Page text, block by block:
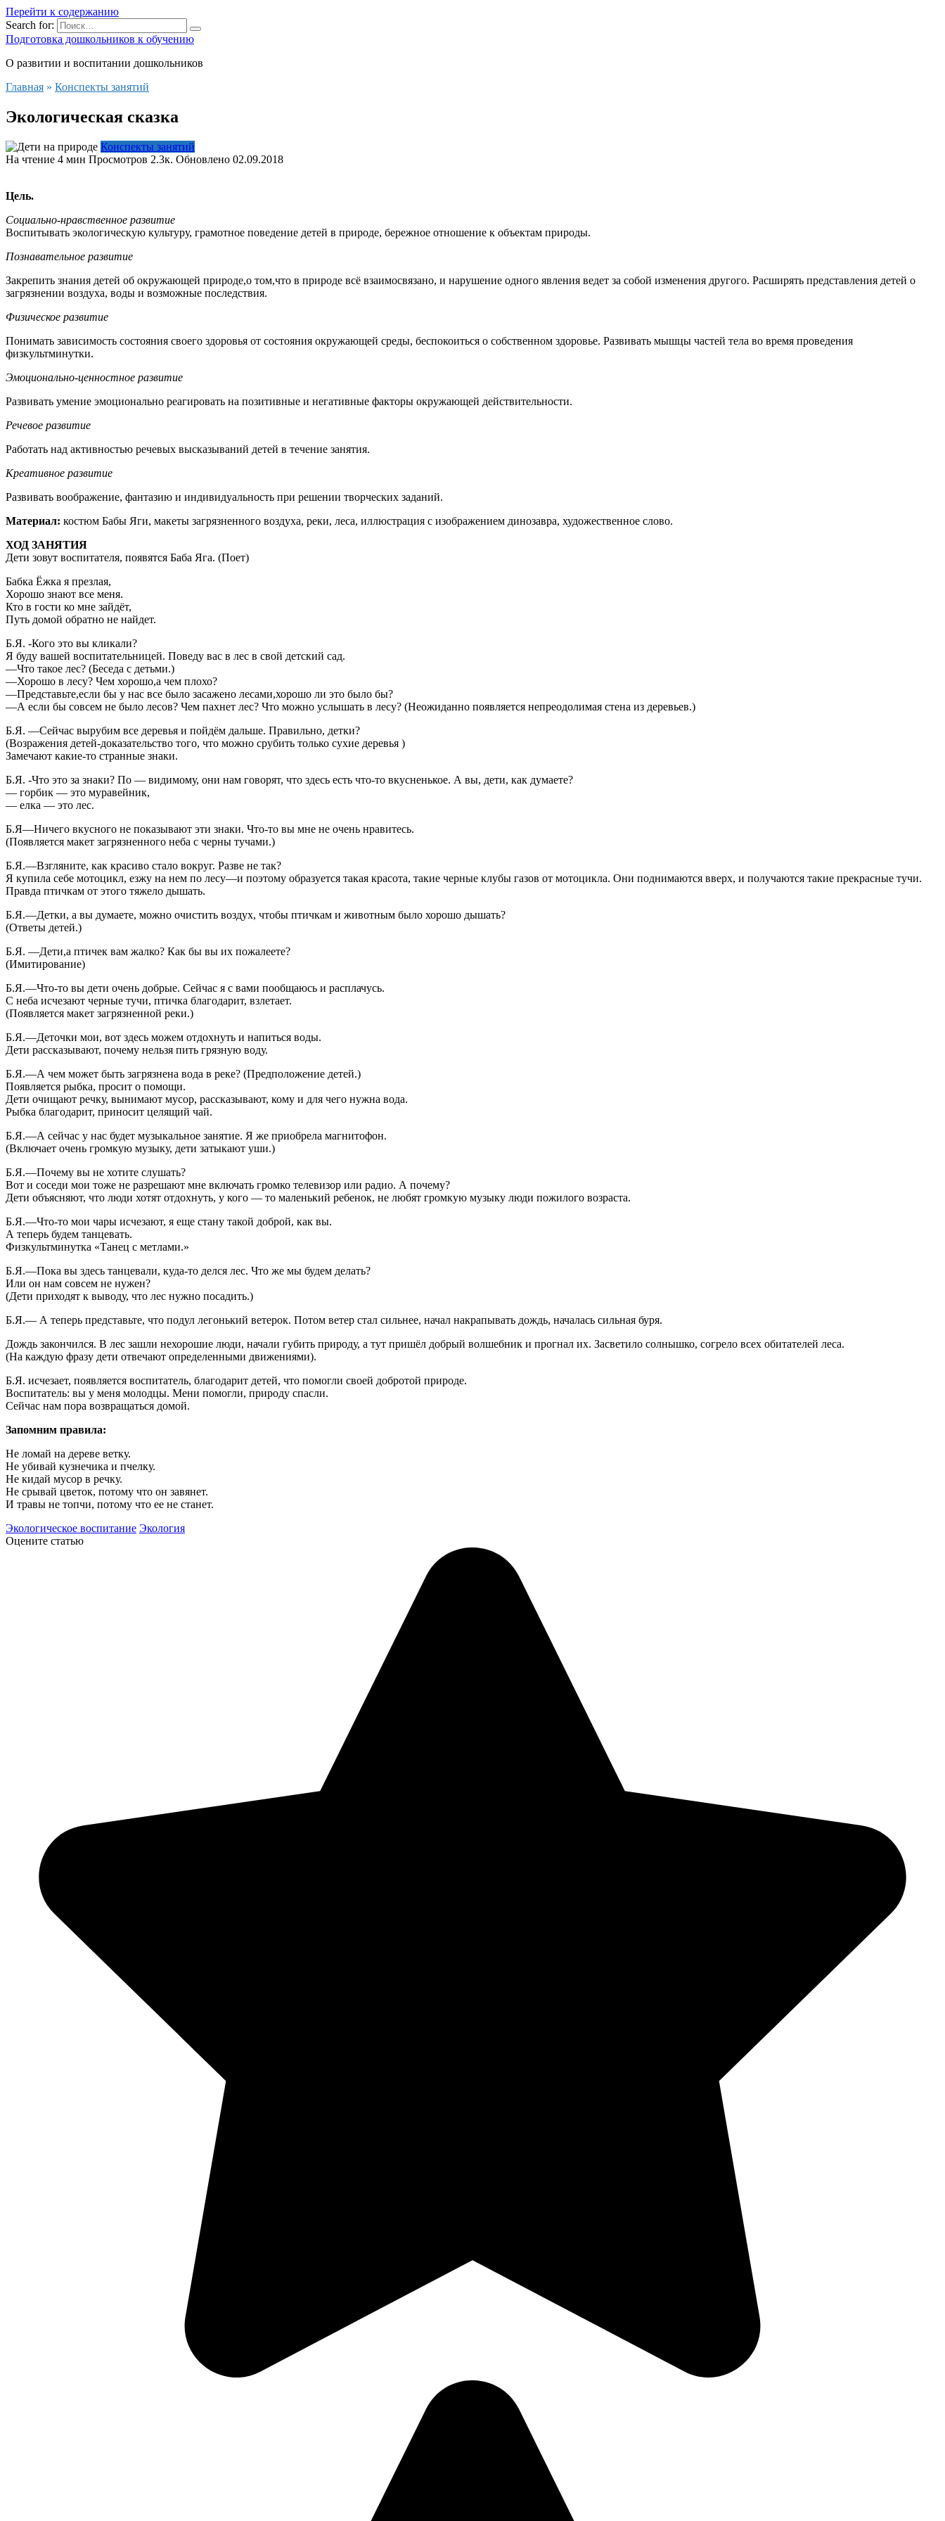
Перейти к содержанию
Search for:
Подготовка дошкольников к обучению
О развитии и воспитании дошкольников
Главная » Конспекты занятий
Экологическая сказка
Конспекты занятий
На чтение 4 мин Просмотров 2.3к. Обновлено 02.09.2018
Цель.
Социально-нравственное развитие
Воспитывать экологическую культуру, грамотное поведение детей в природе, бережное отношение к объектам природы.
Познавательное развитие
Закрепить знания детей об окружающей природе,о том,что в природе всё взаимосвязано, и нарушение одного явления ведет за собой изменения другого. Расширять представления детей о
загрязнении воздуха, воды и возможные последствия.
Физическое развитие
Понимать зависимость состояния своего здоровья от состояния окружающей среды, беспокоиться о собственном здоровье. Развивать мышцы частей тела во время проведения
физкультминутки.
Эмоционально-ценностное развитие
Развивать умение эмоционально реагировать на позитивные и негативные факторы окружающей действительности.
Речевое развитие
Работать над активностью речевых высказываний детей в течение занятия.
Креативное развитие
Развивать воображение, фантазию и индивидуальность при решении творческих заданий.
Материал: костюм Бабы Яги, макеты загрязненного воздуха, реки, леса, иллюстрация с изображением динозавра, художественное слово.
ХОД ЗАНЯТИЯ
Дети зовут воспитателя, появятся Баба Яга. (Поет)
Бабка Ёжка я презлая,
Хорошо знают все меня.
Кто в гости ко мне зайдёт,
Путь домой обратно не найдет.
Б.Я. -Кого это вы кликали?
Я буду вашей воспитательницей. Поведу вас в лес в свой детский сад.
—Что такое лес? (Беседа с детьми.)
—Хорошо в лесу? Чем хорошо,а чем плохо?
—Представьте,если бы у нас все было засажено лесами,хорошо ли это было бы?
—А если бы совсем не было лесов? Чем пахнет лес? Что можно услышать в лесу? (Неожиданно появляется непреодолимая стена из деревьев.)
Б.Я. —Сейчас вырубим все деревья и пойдём дальше. Правильно, детки?
(Возражения детей-доказательство того, что можно срубить только сухие деревья )
Замечают какие-то странные знаки.
Б.Я. -Что это за знаки? По — видимому, они нам говорят, что здесь есть что-то вкусненькое. А вы, дети, как думаете?
— горбик — это муравейник,
— елка — это лес.
Б.Я—Ничего вкусного не показывают эти знаки. Что-то вы мне не очень нравитесь.
(Появляется макет загрязненного неба с черны тучами.)
Б.Я.—Взгляните, как красиво стало вокруг. Разве не так?
Я купила себе мотоцикл, езжу на нем по лесу—и поэтому образуется такая красота, такие черные клубы газов от мотоцикла. Они поднимаются вверх, и получаются такие прекрасные тучи.
Правда птичкам от этого тяжело дышать.
Б.Я.—Детки, а вы думаете, можно очистить воздух, чтобы птичкам и животным было хорошо дышать?
(Ответы детей.)
Б.Я. —Дети,а птичек вам жалко? Как бы вы их пожалеете?
(Имитирование)
Б.Я.—Что-то вы дети очень добрые. Сейчас я с вами пообщаюсь и расплачусь.
С неба исчезают черные тучи, птичка благодарит, взлетает.
(Появляется макет загрязненной реки.)
Б.Я.—Деточки мои, вот здесь можем отдохнуть и напиться воды.
Дети рассказывают, почему нельзя пить грязную воду.
Б.Я.—А чем может быть загрязнена вода в реке? (Предположение детей.)
Появляется рыбка, просит о помощи.
Дети очищают речку, вынимают мусор, рассказывают, кому и для чего нужна вода.
Рыбка благодарит, приносит целящий чай.
Б.Я.—А сейчас у нас будет музыкальное занятие. Я же приобрела магнитофон.
(Включает очень громкую музыку, дети затыкают уши.)
Б.Я.—Почему вы не хотите слушать?
Вот и соседи мои тоже не разрешают мне включать громко телевизор или радио. А почему?
Дети объясняют, что люди хотят отдохнуть, у кого — то маленький ребенок, не любят громкую музыку люди пожилого возраста.
Б.Я.—Что-то мои чары исчезают, я еще стану такой доброй, как вы.
А теперь будем танцевать.
Физкультминутка «Танец с метлами.»
Б.Я.—Пока вы здесь танцевали, куда-то делся лес. Что же мы будем делать?
Или он нам совсем не нужен?
(Дети приходят к выводу, что лес нужно посадить.)
Б.Я.— А теперь представьте, что подул легонький ветерок. Потом ветер стал сильнее, начал накрапывать дождь, началась сильная буря.
Дождь закончился. В лес зашли нехорошие люди, начали губить природу, а тут пришёл добрый волшебник и прогнал их. Засветило солнышко, согрело всех обитателей леса.
(На каждую фразу дети отвечают определенными движениями).
Б.Я. исчезает, появляется воспитатель, благодарит детей, что помогли своей добротой природе.
Воспитатель: вы у меня молодцы. Мени помогли, природу спасли.
Сейчас нам пора возвращаться домой.
Запомним правила:
Не ломай на дереве ветку.
Не убивай кузнечика и пчелку.
Не кидай мусор в речку.
Не срывай цветок, потому что он завянет.
И травы не топчи, потому что ее не станет.
Экологическое воспитание Экология
Оцените статью